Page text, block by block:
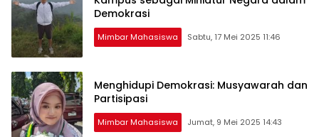
Demokrasi
Mimbar Mahasiswa Sabtu, 17 Mei 2025 11:46
Menghidupi Demokrasi: Musyawarah dan
Partisipasi
Mimbar Mahasiswa Jumat, 9 Mei 2025 14:43